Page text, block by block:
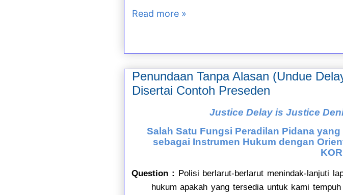
Read more »
Penundaan Tanpa Alasan (Undue
Disertai Contoh Preseden
Justice Delay is Justice
Salah Satu Fungsi Peradilan Pidana
sebagai Instrumen Hukum dengan
Question : Polisi berlarut-berlarut menindak-lanjuti
hukum apakah yang tersedia untuk kami